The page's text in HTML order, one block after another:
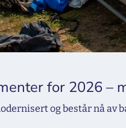
for 2026 –
og består nå av